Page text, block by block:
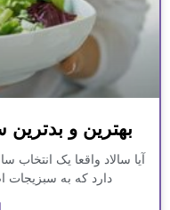
بهترین و بدترین
آیا سالاد واقعا یک
دارد که به